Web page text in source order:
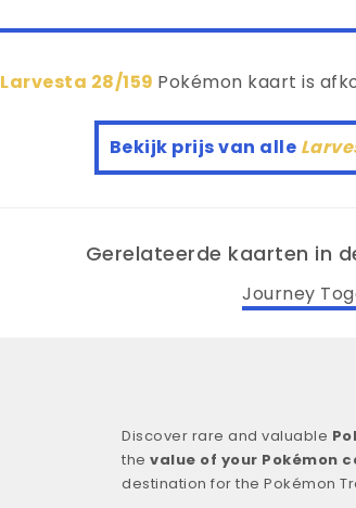
Larvesta 28/159 Pokémon kaart is
Bekijk prijs van alle
Gerelateerde kaarten in
Journey
Discover rare and valuable
the value of your Pokémon
destination for the Pokémon